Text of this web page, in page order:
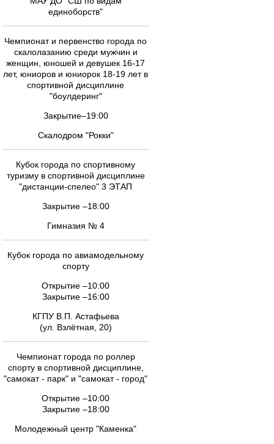
единоборств"
Чемпионат и первенство города по
скалолазанию среди мужчин и
женщин, юношей и девушек 16-17
лет, юниоров и юниорок 18-19 лет в
спортивной дисциплине
"боулдеринг"
Закрытие–19:00
Скалодром "Рокки"
Кубок города по спортивному
туризму в спортивной дисциплине
"дистанции-спелео" 3 ЭТАП
Закрытие –18:00
Гимназия № 4
Кубок города по авиамодельному
спорту
Открытие –10:00
Закрытие –16:00
КГПУ В.П. Астафьева
(ул. Взлётная, 20)
Чемпионат города по роллер
спорту в спортивной дисциплине,
"самокат - парк" и "самокат - город"
Открытие –10:00
Закрытие –18:00
Молодежный центр "Каменка"